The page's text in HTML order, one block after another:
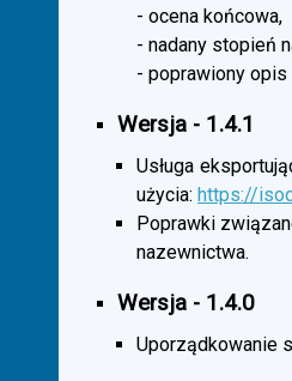
- ocena końcowa,
- nadany stopień
- poprawiony opis
Wersja - 1.4.1
Usługa
użycia: https://
Poprawki
nazewnictwa.
Wersja - 1.4.0
Uporządkowanie